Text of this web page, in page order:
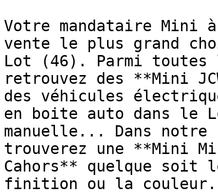
Votre mandataire Mini
vente le plus grand
Lot (46). Parmi
retrouvez des **Mini
des véhicules
en boite auto dans le
manuelle... Dans
trouverez une **Mini
Cahors** quelque
finition ou la couleur.